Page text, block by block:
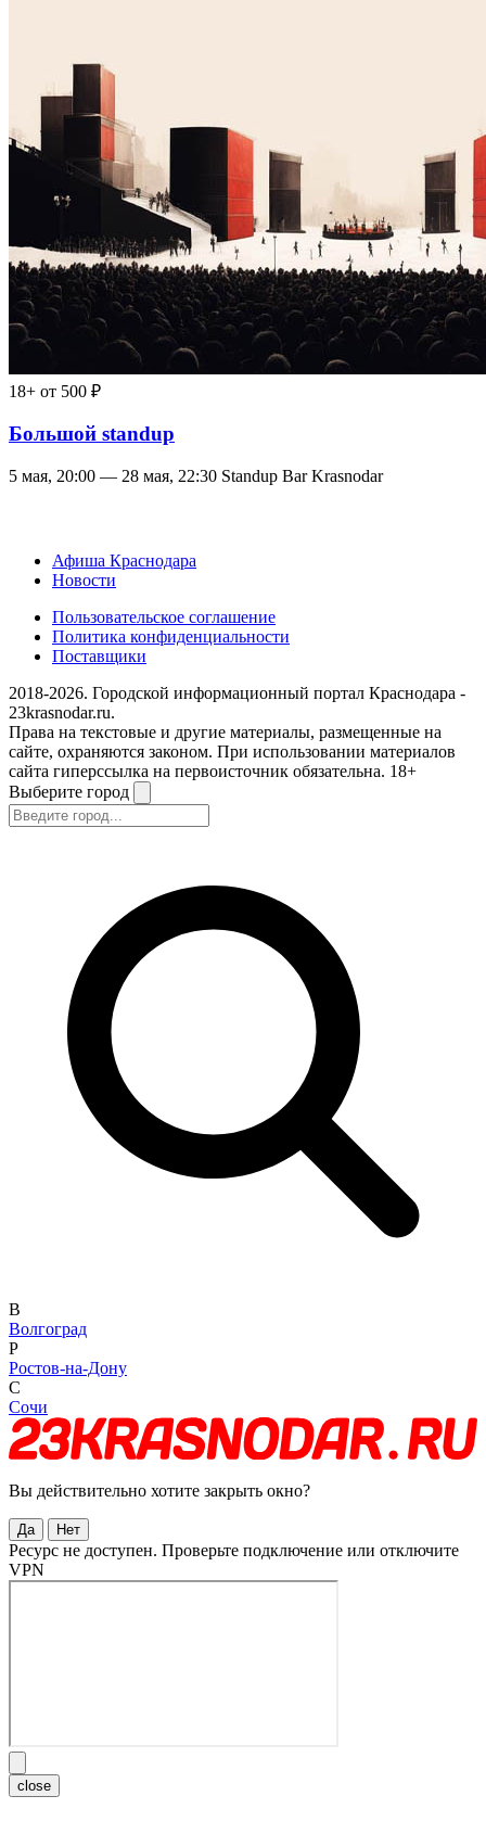
18+ от 500 ₽
Большой standup
5 мая, 20:00 — 28 мая, 22:30 Standup Bar Krasnodar
Афиша Краснодара
Новости
Пользовательское соглашение
Политика конфиденциальности
Поставщики
2018-2026. Городской информационный портал Краснодара -
23krasnodar.ru.
Права на текстовые и другие материалы, размещенные на
сайте, охраняются законом. При использовании материалов
сайта гиперссылка на первоисточник обязательна. 18+
Выберите город
В
Волгоград
Р
Ростов-на-Дону
С
Сочи
Вы действительно хотите закрыть окно?
Да Нет
Ресурс не доступен. Проверьте подключение или отключите
VPN
close